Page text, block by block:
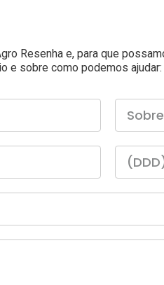
Resenha e, para que
e sobre como podemos ajudar: